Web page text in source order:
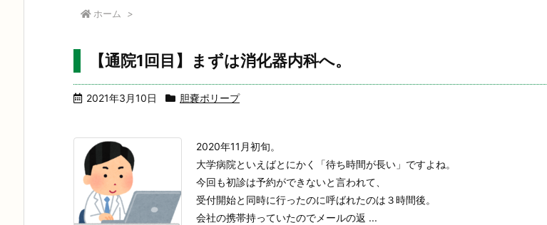
ホーム >
【通院1回目】まずは消化器内科へ。
2021年3月10日 胆嚢ポリープ
2020年11月初旬。
大学病院といえばとにかく「待ち時間が長い」ですよね。
今回も初診は予約ができないと言われて、
受付開始と同時に行ったのに呼ばれたのは３時間後。
会社の携帯持っていたのでメールの返 ...